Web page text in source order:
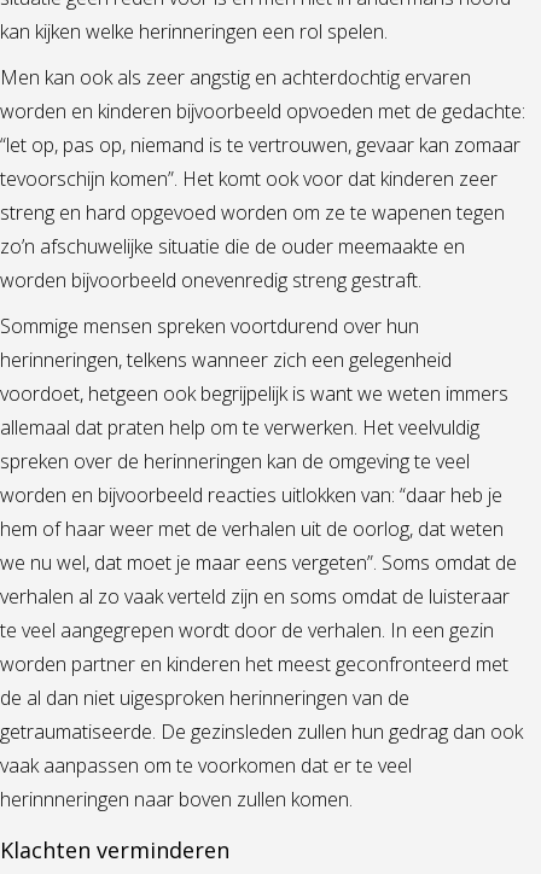
kan kijken welke herinneringen een rol spelen.
Men kan ook als zeer angstig en achterdochtig ervaren
worden en kinderen bijvoorbeeld opvoeden met de gedachte:
“let op, pas op, niemand is te vertrouwen, gevaar kan zomaar
tevoorschijn komen”. Het komt ook voor dat kinderen zeer
streng en hard opgevoed worden om ze te wapenen tegen
zo’n afschuwelijke situatie die de ouder meemaakte en
worden bijvoorbeeld onevenredig streng gestraft.
Sommige mensen spreken voortdurend over hun
herinneringen, telkens wanneer zich een gelegenheid
voordoet, hetgeen ook begrijpelijk is want we weten immers
allemaal dat praten help om te verwerken. Het veelvuldig
spreken over de herinneringen kan de omgeving te veel
worden en bijvoorbeeld reacties uitlokken van: “daar heb je
hem of haar weer met de verhalen uit de oorlog, dat weten
we nu wel, dat moet je maar eens vergeten”. Soms omdat de
verhalen al zo vaak verteld zijn en soms omdat de luisteraar
te veel aangegrepen wordt door de verhalen. In een gezin
worden partner en kinderen het meest geconfronteerd met
de al dan niet uigesproken herinneringen van de
getraumatiseerde. De gezinsleden zullen hun gedrag dan ook
vaak aanpassen om te voorkomen dat er te veel
herinnneringen naar boven zullen komen.
Klachten verminderen